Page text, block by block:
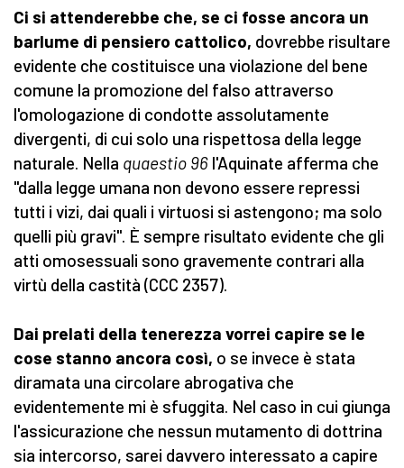
Ci si attenderebbe che, se ci fosse ancora un
barlume di pensiero cattolico, dovrebbe risultare
evidente che costituisce una violazione del bene
comune la promozione del falso attraverso
l'omologazione di condotte assolutamente
divergenti, di cui solo una rispettosa della legge
naturale. Nella quaestio 96 l'Aquinate afferma che
"dalla legge umana non devono essere repressi
tutti i vizi, dai quali i virtuosi si astengono; ma solo
quelli più gravi". È sempre risultato evidente che gli
atti omosessuali sono gravemente contrari alla
virtù della castità (CCC 2357).
Dai prelati della tenerezza vorrei capire se le
cose stanno ancora così, o se invece è stata
diramata una circolare abrogativa che
evidentemente mi è sfuggita. Nel caso in cui giunga
l'assicurazione che nessun mutamento di dottrina
sia intercorso, sarei davvero interessato a capire